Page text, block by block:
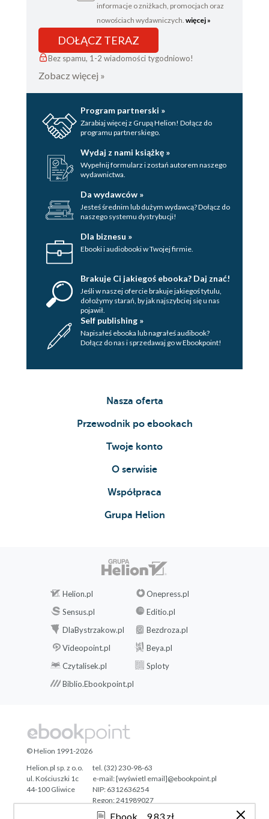
Ebook 9,83 zł
informacje o zniżkach, promocjach oraz
nowościach wydawniczych. więcej »
DOŁĄCZ TERAZ
Bez spamu, 1-2 wiadomości tygodniowo!
Zobacz więcej »
Program partnerski »
Zarabiaj więcej z Grupą Helion! Dołącz do
programu partnerskiego.
Wydaj z nami książkę »
Wypełnij formularz i zostań autorem naszego
wydawnictwa.
Da wydawców »
Jesteś średnim lub dużym wydawcą? Dołącz do
naszego systemu dystrybucji!
Dla biznesu »
Ebooki i audiobooki w Twojej firmie.
Brakuje Ci jakiegoś ebooka? Daj znać!
Jeśli w naszej ofercie brakuje jakiegoś tytulu,
dołożymy starań, by jak najszybciej się u nas
pojawił.
Self publishing »
Napisałeś ebooka lub nagrałeś audibook?
Dołącz do nas i sprzedawaj go w Ebookpoint!
Nasza oferta
Przewodnik po ebookach
Twoje konto
O serwisie
Współpraca
Grupa Helion
Helion.pl
Onepress.pl
Sensus.pl
Editio.pl
DlaBystrzakow.pl
Bezdroza.pl
Videopoint.pl
Beya.pl
Czytalisek.pl
Sploty
Biblio.Ebookpoint.pl
© Helion 1991-2026
Helion.pl sp. z o.o.
ul. Kościuszki 1c
44-100 Gliwice
tel. (32) 230-98-63
e-mail:[wyświetl email]@ebookpoint.pl
NIP: 6312636254
Regon: 241989027